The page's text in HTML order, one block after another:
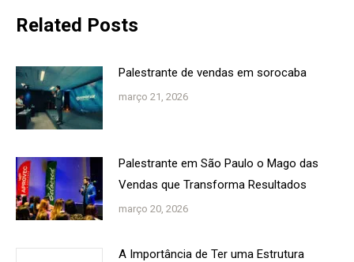
Related Posts
Palestrante de vendas em sorocaba
março 21, 2026
Palestrante em São Paulo o Mago das
Vendas que Transforma Resultados
março 20, 2026
A Importância de Ter uma Estrutura